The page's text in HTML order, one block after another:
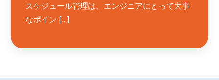
スケジュール管理は、エンジニアにとって大事
なポイン […]